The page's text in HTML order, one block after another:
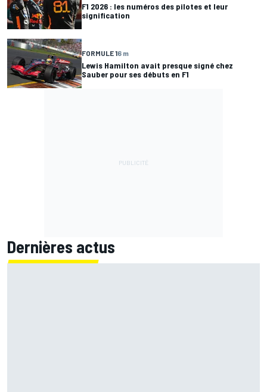
F1 2026 : les numéros des pilotes et leur
signification
FORMULE 16 m
Lewis Hamilton avait presque signé chez
Sauber pour ses débuts en F1
Dernières actus